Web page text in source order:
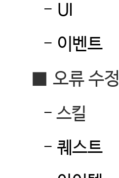
- UI
- 이벤트
■ 오류 수정
- 스킬
- 퀘스트